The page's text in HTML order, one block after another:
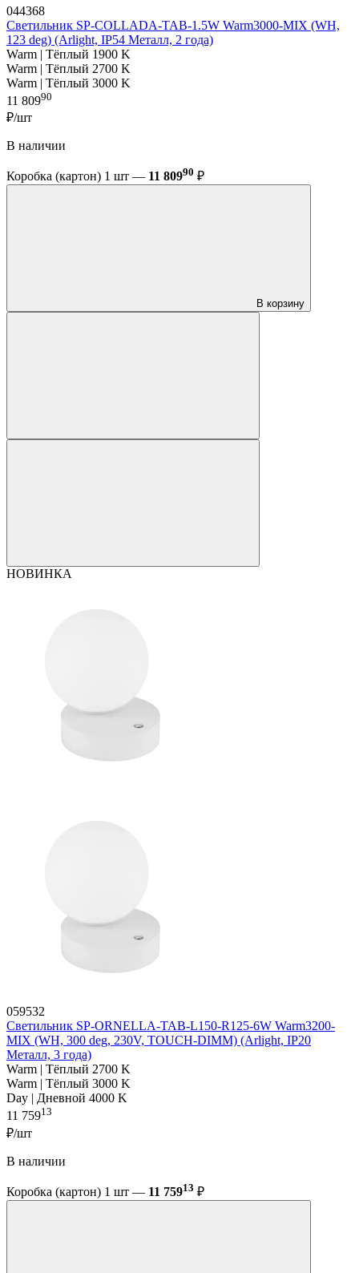
044368
Светильник SP-COLLADA-TAB-1.5W Warm3000-MIX (WH,
123 deg) (Arlight, IP54 Металл, 2 года)
Warm | Тёплый 1900 K
Warm | Тёплый 2700 K
Warm | Тёплый 3000 K
11 80990
₽/шт
В наличии
Коробка (картон) 1 шт — 11 80990 ₽
В корзину
НОВИНКА
059532
Светильник SP-ORNELLA-TAB-L150-R125-6W Warm3200-
MIX (WH, 300 deg, 230V, TOUCH-DIMM) (Arlight, IP20
Металл, 3 года)
Warm | Тёплый 2700 K
Warm | Тёплый 3000 K
Day | Дневной 4000 K
11 75913
₽/шт
В наличии
Коробка (картон) 1 шт — 11 75913 ₽